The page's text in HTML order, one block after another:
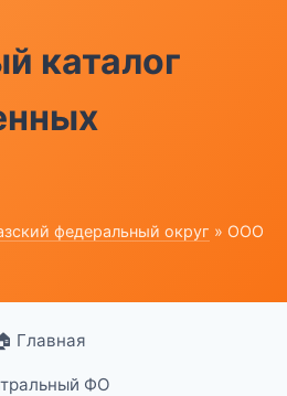
каталог
федеральный округ » ООО
Главная
ФО